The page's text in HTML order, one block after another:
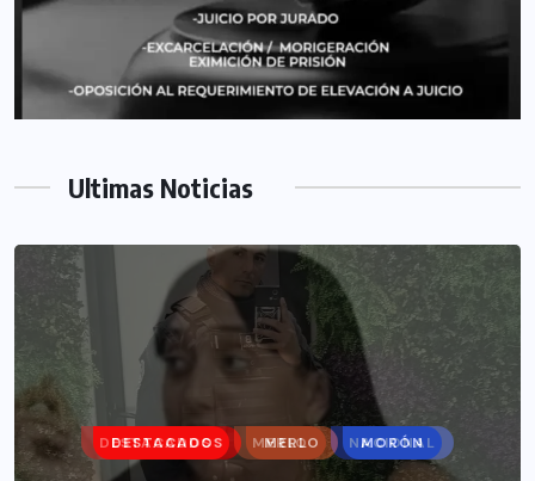
Ultimas Noticias
DESTACADOS MERLO MORÓN